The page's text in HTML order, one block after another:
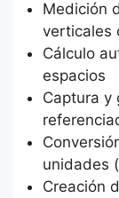
Medición
verticales
Cálculo
espacios
Captura y
unidades
Creación